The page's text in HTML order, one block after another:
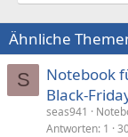
i
o
n
e
n
:
Ähnliche
S
Notebook
Black-
seas941
Antworten 1